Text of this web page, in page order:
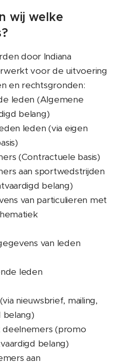
wij welke
door Indiana
voor de uitvoering
en rechtsgronden:
leden (Algemene
belang)
leden (via eigen
(Contractuele basis)
aan sportwedstrijden
belang)
van particulieren met
van leden
leden
nieuwsbrief, mailing,
belang)
(promo
belang)
aan